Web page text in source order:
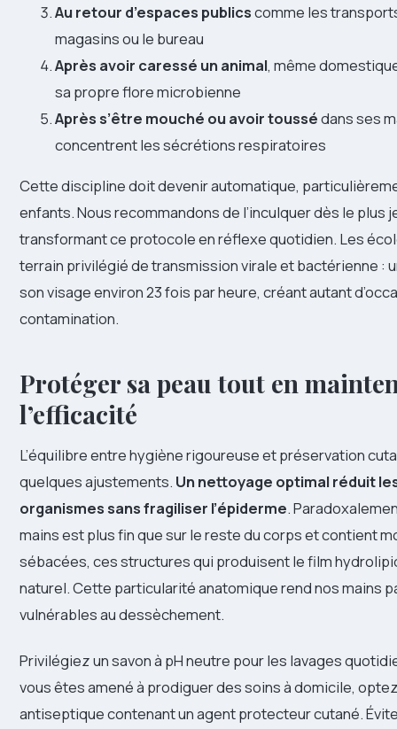
Au retour d’espaces publicscomme les
magasins ou le bureau
Après avoir caressé un animal, même
sa propre flore microbienne
Après s’être mouché ou avoir toussédans ses
concentrent les sécrétions respiratoires
Cette discipline doit devenir automatique,
enfants. Nous recommandons de l’inculquer dès le plus
transformant ce protocole en réflexe quotidien. Les
terrain privilégié de transmission virale et bactérienne :
son visage environ 23 fois par heure, créant autant
contamination.
Protéger sa peau tout en
l’efficacité
L’équilibre entre hygiène rigoureuse et préservation
quelques ajustements. Un nettoyage optimal réduit
organismes sans fragiliser l’épiderme.
mains est plus fin que sur le reste du corps et contient
sébacées, ces structures qui produisent le film
naturel. Cette particularité anatomique rend nos mains
vulnérables au dessèchement.
Privilégiez un savon à pH neutre pour les lavages
vous êtes amené à prodiguer des soins à domicile,
antiseptique contenant un agent protecteur cutané.